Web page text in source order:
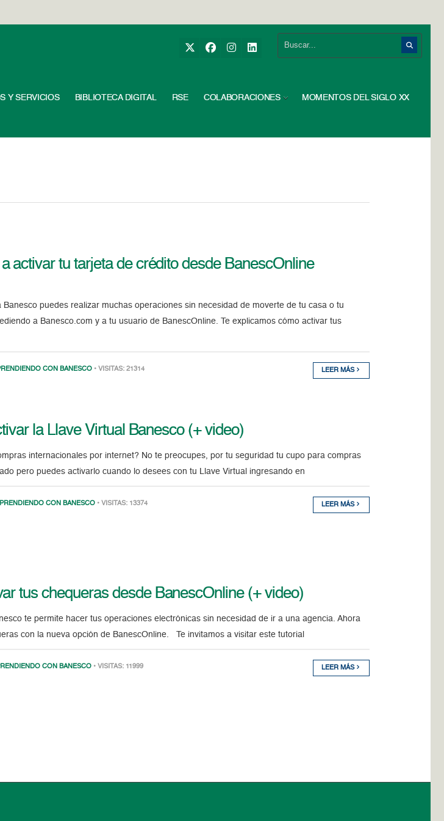
Y SERVICIOS BIBLIOTECA DIGITAL RSE COLABORACIONES MOMENTOS DEL SIGLO XX
a activar tu tarjeta de crédito desde BanescOnline
Banesco puedes realizar muchas operaciones sin necesidad de moverte de tu casa o tu
a Banesco.com y a tu usuario de BanescOnline. Te explicamos cómo activar tus
CON BANESCO • VISITAS: 21314 LEER MÁS
la Llave Virtual Banesco (+ video)
internacionales por internet? No te preocupes, por tu seguridad tu cupo para compras
pero puedes activarlo cuando lo desees con tu Llave Virtual ingresando en
CON BANESCO • VISITAS: 13374 LEER MÁS
tus chequeras desde BanescOnline (+ video)
te permite hacer tus operaciones electrónicas sin necesidad de ir a una agencia. Ahora
con la nueva opción de BanescOnline. Te invitamos a visitar este tutorial
CON BANESCO • VISITAS: 11999 LEER MÁS